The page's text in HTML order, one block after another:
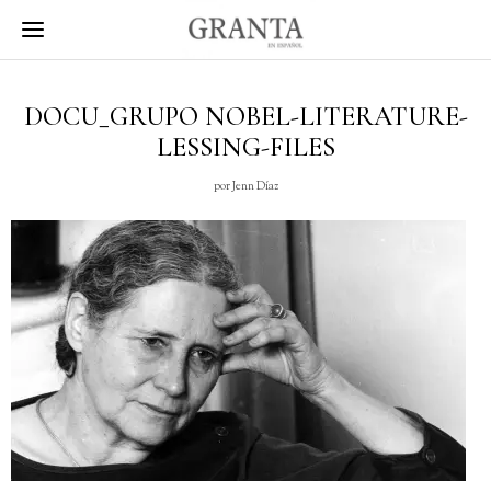
DOCU_GRUPO NOBEL-LITERATURE-
LESSING-FILES
porJenn Díaz